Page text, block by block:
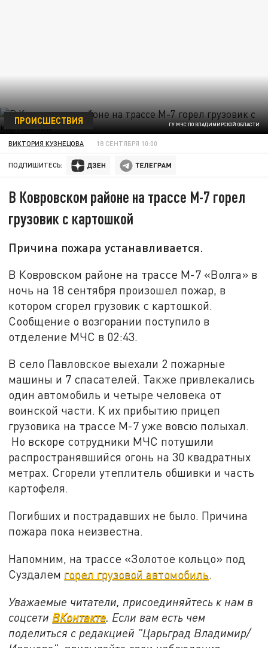
ГУ МЧС ПО ВЛАДИМИРСКОЙ ОБЛАСТИ
ПРОИСШЕСТВИЯ
ВИКТОРИЯ КУЗНЕЦОВА 18 СЕНТЯБРЯ 10:00
ПОДПИШИТЕСЬ:
В Ковровском районе на трассе М-7 горел
грузовик с картошкой
Причина пожара устанавливается.
В Ковровском районе на трассе М-7 «Волга» в
ночь на 18 сентября произошел пожар, в
котором сгорел грузовик с картошкой.
Сообщение о возгорании поступило в
отделение МЧС в 02:43.
В село Павловское выехали 2 пожарные
машины и 7 спасателей. Также привлекались
один автомобиль и четыре человека от
воинской части. К их прибытию прицеп
грузовика на трассе М-7 уже вовсю полыхал.
Но вскоре сотрудники МЧС потушили
распространявшийся огонь на 30 квадратных
метрах. Сгорели утеплитель обшивки и часть
картофеля.
Погибших и пострадавших не было. Причина
пожара пока неизвестна.
Напомним, на трассе «Золотое кольцо» под
Суздалем горел грузовой автомобиль.
Уважаемые читатели, присоединяйтесь к нам в
соцсети ВКонтакте . Если вам есть чем
поделиться с редакцией "Царьград Владимир/